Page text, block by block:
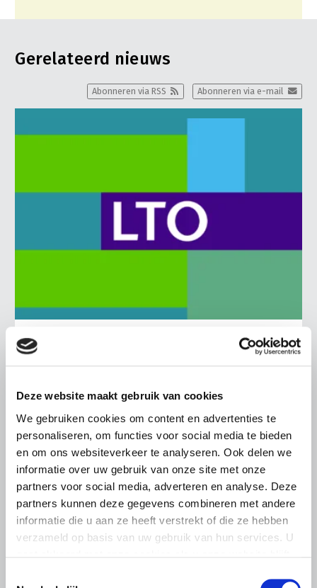
Deze website maakt gebruik van cookies
We gebruiken cookies om content en advertenties te
personaliseren, om functies voor social media te bieden
en om ons websiteverkeer te analyseren. Ook delen we
informatie over uw gebruik van onze site met onze
partners voor social media, adverteren en analyse. Deze
partners kunnen deze gegevens combineren met andere
informatie die u aan ze heeft verstrekt of die ze hebben
verzameld op basis van uw gebruik van hun services. U
Gerelateerd nieuws
Abonneren via e-mail
Abonneren via RSS
BELANGRIJKE INFORMATIE
dreigende onteigening
pluimveehouders
ZLTO, LLTB, LTO Noord en LTO Nederland roepen hun
leden op om op vrijdagochtend 14 augustus massaal naar
het voorplein van het provinciehuis in Den Bosch te
komen…
Lees meer